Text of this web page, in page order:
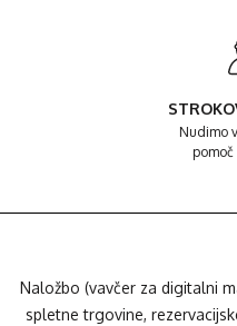
Nudimo
Naložbo (vavčer za digitalni
spletne trgovine,